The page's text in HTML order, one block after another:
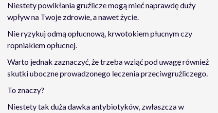
Niestety powikłania gruźlicze mogą mieć naprawdę duży
wpływ na Twoje zdrowie, a nawet życie.
Nie ryzykuj odmą opłucnową, krwotokiem płucnym czy
ropniakiem opłucnej.
Warto jednak zaznaczyć, że trzeba wziąć pod uwagę również
skutki uboczne prowadzonego leczenia przeciwgruźliczego.
To znaczy?
Niestety tak duża dawka antybiotyków, zwłaszcza w